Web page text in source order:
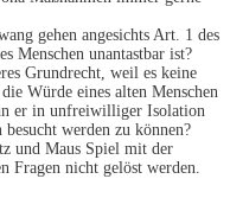
gehen angesichts Art. 1 des
Menschen unantastbar ist?
Grundrecht, weil es keine
Würde eines alten Menschen
er in unfreiwilliger Isolation
werden zu können?
und Maus Spiel mit der
Fragen nicht gelöst werden.